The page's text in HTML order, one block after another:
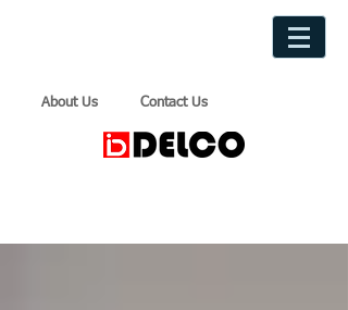
About Us Contact Us